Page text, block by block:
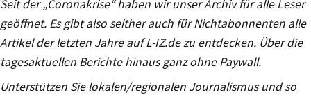
Seit der „Coronakrise“ haben wir unser Archiv für alle Leser
geöffnet. Es gibt also seither auch für Nichtabonnenten alle
Artikel der letzten Jahre auf L-IZ.de zu entdecken. Über die
tagesaktuellen Berichte hinaus ganz ohne Paywall.
Unterstützen Sie lokalen/regionalen Journalismus und so